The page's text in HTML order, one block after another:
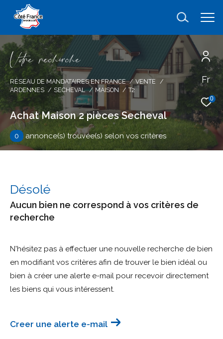
Fr
0
Vore recece
RÉSEAU DE MANDATAIRES EN FRANCE
VENTE
ARDENNES
SECHEVAL MAISON T2
Achat Maison 2 pièces Secheval
0 annonce(s) trouvée(s) selon vos critères
Désolé
Aucun bien ne correspond à vos critères de
recherche
N'hésitez pas à effectuer une nouvelle recherche de bien
en modifiant vos critères afin de trouver le bien idéal ou
bien à créer une alerte e-mail pour recevoir directement
les biens qui vous intéressent.
Creer une alerte e-mail
Effectuer une recherche
et trouver le bien qui correspond à vos
critères
Type
d'offre
Vente
bien
Ville
Budget
Surface
Surface
Pièces